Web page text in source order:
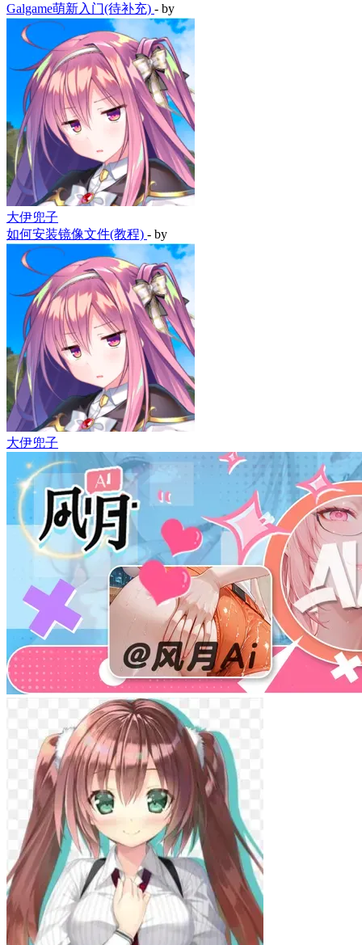
Galgame萌新入门(待补充) - by
大伊兜子
如何安装镜像文件(教程) - by
大伊兜子